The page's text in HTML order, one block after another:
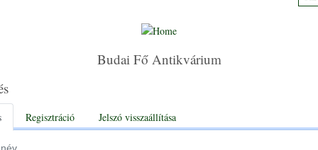
Budai Fő Antikvárium
Regisztráció Jelszó visszaállítása